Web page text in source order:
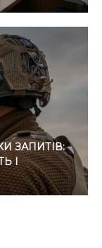
ЗАПИТІВ:
І